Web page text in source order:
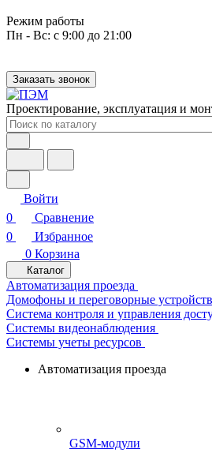
Режим работы
Пн - Вс: с 9:00 до 21:00
Заказать звонок
Проектирование, эксплуатация и
Войти
0
Сравнение
0
Избранное
0 Корзина
Каталог
Автоматизация проезда
Домофоны и переговорные
Система контроля и управления
Системы видеонаблюдения
Системы учеты ресурсов
Автоматизация проезда
GSM-модули